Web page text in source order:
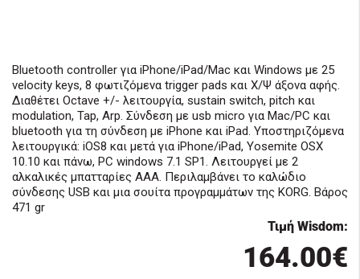
Bluetooth controller για iPhone/iPad/Mac και Windows με 25
velocity keys, 8 φωτιζόμενα trigger pads και Χ/Ψ άξονα αφής.
Διαθέτει Octave +/- λειτουργία, sustain switch, pitch και
modulation, Tap, Arp. Σύνδεση με usb micro για Mac/PC και
bluetooth για τη σύνδεση με iPhone και iPad. Υποστηριζόμενα
λειτουργικά: iOS8 και μετά για iPhone/iPad, Yosemite OSX
10.10 και πάνω, PC windows 7.1 SP1. Λειτουργεί με 2
αλκαλικές μπατταρίες ΑΑΑ. Περιλαμβάνει το καλώδιο
σύνδεσης USB και μια σουίτα προγραμμάτων της KORG. Βάρος
471 gr
Τιμή Wisdom:
164.00€